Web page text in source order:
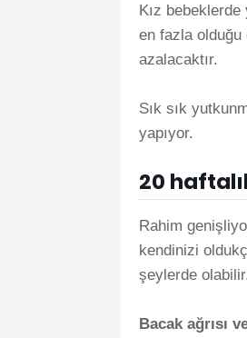
Kız bebeklerde
en fazla olduğu
azalacaktır.
Sık sık
yapıyor.
20
Rahim
kendinizi
şeylerde
Bacak ağrısı